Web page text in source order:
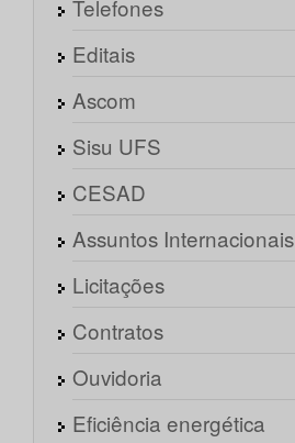
Telefones
Editais
Ascom
Sisu UFS
CESAD
Assuntos Internacionais
Licitações
Contratos
Ouvidoria
Eficiência energética